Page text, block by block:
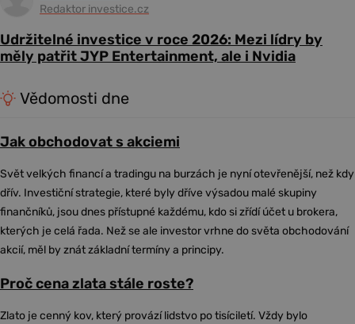
Redaktor investice.cz
Udržitelné investice v roce 2026: Mezi lídry by
měly patřit JYP Entertainment, ale i Nvidia
Vědomosti dne
Jak obchodovat s akciemi
Svět velkých financí a tradingu na burzách je nyní otevřenější, než kdy
dřív. Investiční strategie, které byly dříve výsadou malé skupiny
finančníků, jsou dnes přístupné každému, kdo si zřídí účet u brokera,
kterých je celá řada. Než se ale investor vrhne do světa obchodování
akcií, měl by znát základní termíny a principy.
Proč cena zlata stále roste?
Zlato je cenný kov, který provází lidstvo po tisíciletí. Vždy bylo